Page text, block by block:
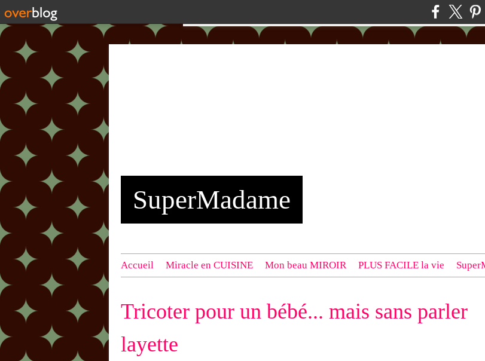
SuperMadame
Accueil Miracle en CUISINE Mon beau MIROIR PLUS FACILE la vie
exemple : "Bonnet cloche From Annie", "Veste Rue Cambon")... à défaut, impossible
Tricoter pour un bébé... mais sans parler
layette